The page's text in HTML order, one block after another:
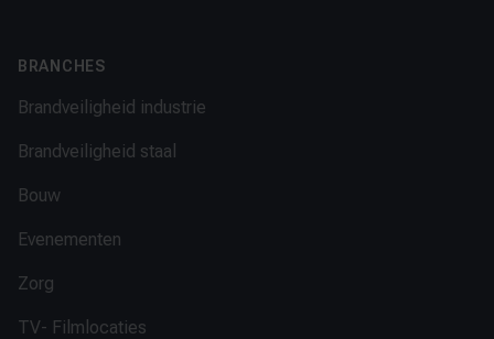
BRANCHES
Brandveiligheid industrie
Brandveiligheid staal
Bouw
Evenementen
Zorg
TV- Filmlocaties